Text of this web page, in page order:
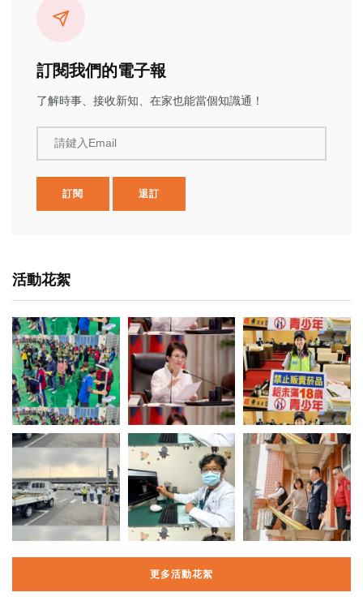
訂閱我們的電子報
了解時事、接收新知、在家也能當個知識通！
請鍵入Email
訂閱 退訂
活動花絮
更多活動花絮